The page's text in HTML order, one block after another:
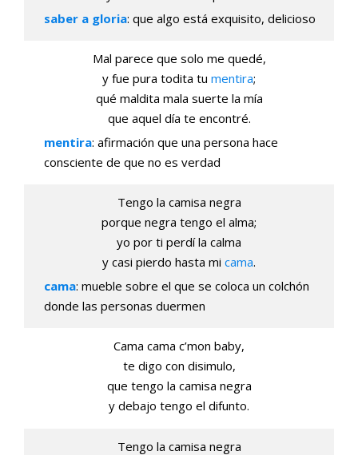
saber a gloria: que algo está exquisito, delicioso
Mal parece que solo me quedé,
y fue pura todita tu mentira;
qué maldita mala suerte la mía
que aquel día te encontré.
mentira: afirmación que una persona hace
consciente de que no es verdad
Tengo la camisa negra
porque negra tengo el alma;
yo por ti perdí la calma
y casi pierdo hasta mi cama.
cama: mueble sobre el que se coloca un colchón
donde las personas duermen
Cama cama c’mon baby,
te digo con disimulo,
que tengo la camisa negra
y debajo tengo el difunto.
Tengo la camisa negra